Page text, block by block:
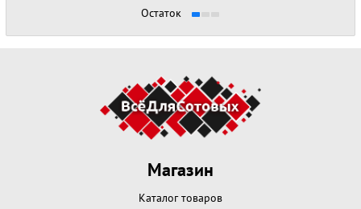
Остаток
Магазин
Каталог товаров